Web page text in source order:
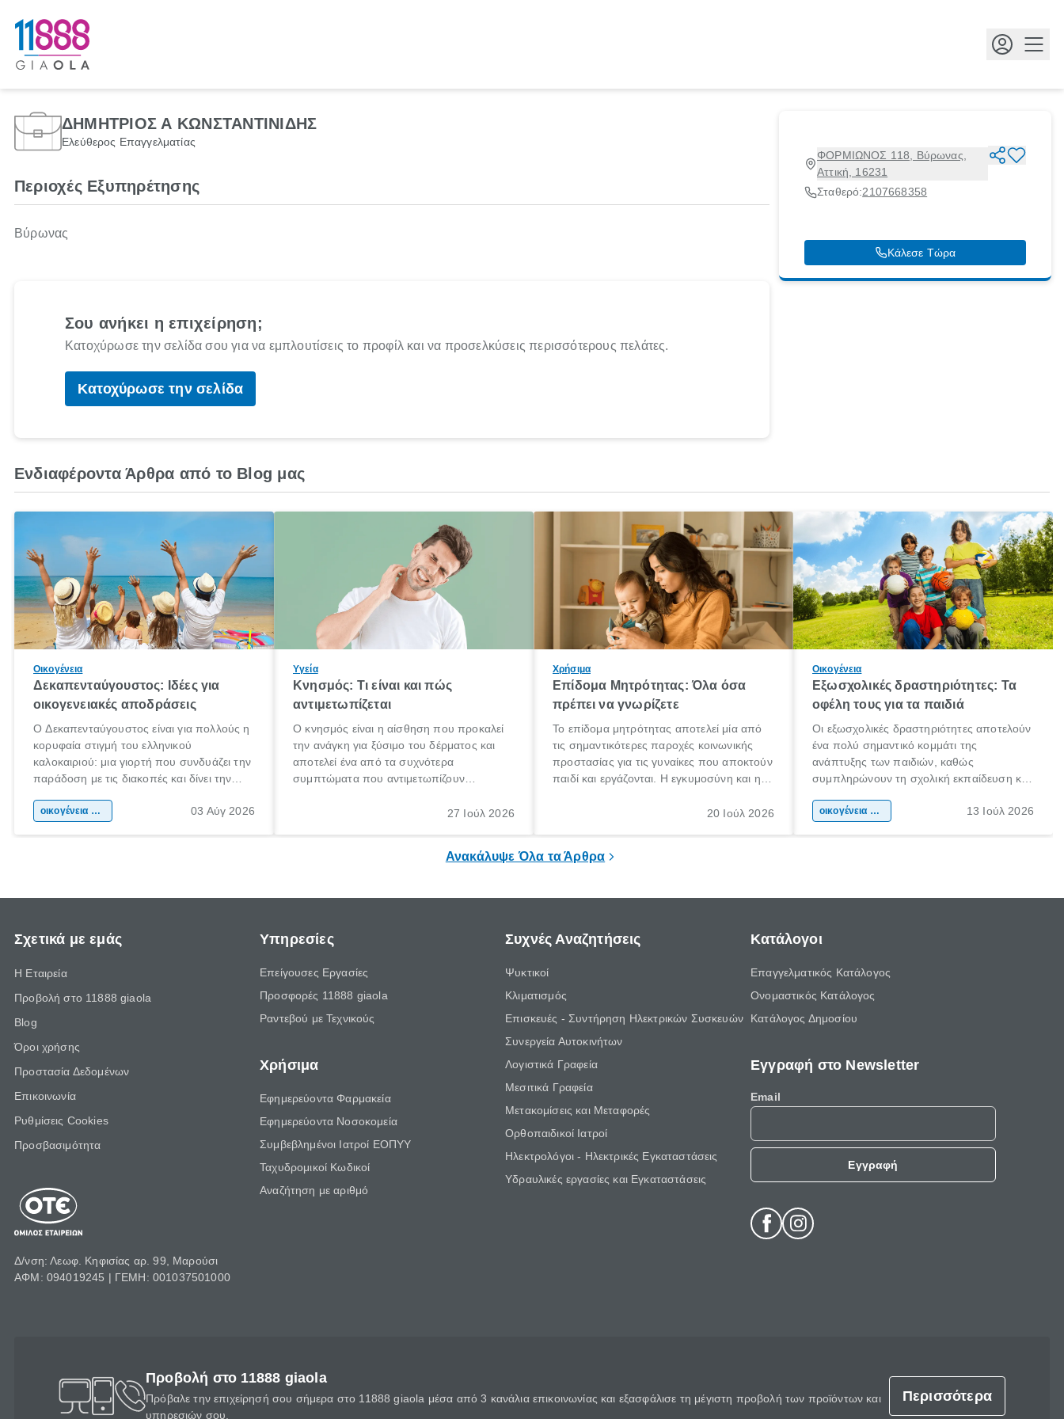
ΔΗΜΗΤΡΙΟΣ Α ΚΩΝΣΤΑΝΤΙΝΙΔΗΣ
Ελεύθερος Επαγγελματίας
ΦΟΡΜΙΩΝΟΣ 118, Βύρωνας,
Αττική, 16231
Σταθερό:2107668358
Κάλεσε Τώρα
Περιοχές Εξυπηρέτησης
Βύρωνας
Σου ανήκει η επιχείρηση;
Κατοχύρωσε την σελίδα σου για να εμπλουτίσεις το προφίλ και να προσελκύσεις περισσότερους πελάτες.
Κατοχύρωσε την σελίδα
Ενδιαφέροντα Άρθρα από το Blog μας
Οικογένεια
Δεκαπενταύγουστος: Ιδέες για
οικογενειακές αποδράσεις
Ο Δεκαπενταύγουστος είναι για πολλούς η
κορυφαία στιγμή του ελληνικού
καλοκαιριού: μια γιορτή που συνδυάζει την
παράδοση με τις διακοπές και δίνει την
χώρας. Είτε πρόκειται για λίγες μέρες
οικογένεια & παιδί 03 Αύγ 2026
Υγεία
Κνησμός: Τι είναι και πώς
αντιμετωπίζεται
Ο κνησμός είναι η αίσθηση που προκαλεί
την ανάγκη για ξύσιμο του δέρματος και
αποτελεί ένα από τα συχνότερα
συμπτώματα που αντιμετωπίζουν
πληροφορίες για το «κνησμός τι είναι»,
27 Ιούλ 2026
Χρήσιμα
Επίδομα Μητρότητας: Όλα όσα
πρέπει να γνωρίζετε
Το επίδομα μητρότητας αποτελεί μία από
τις σημαντικότερες παροχές κοινωνικής
προστασίας για τις γυναίκες που αποκτούν
παιδί και εργάζονται. Η εγκυμοσύνη και η
σημαντική περίοδος στη ζωή κάθε20 Ιούλ 2026
Οικογένεια
Εξωσχολικές δραστηριότητες: Τα
οφέλη τους για τα παιδιά
Οι εξωσχολικές δραστηριότητες αποτελούν
ένα πολύ σημαντικό κομμάτι της
ανάπτυξης των παιδιών, καθώς
συμπληρώνουν τη σχολική εκπαίδευση και
της προσωπικότητας, της κοινωνικότητας
οικογένεια & παιδί 13 Ιούλ 2026
Ανακάλυψε Όλα τα Άρθρα
Σχετικά με εμάς
Η Εταιρεία
Προβολή στο 11888 giaola
Blog
Όροι χρήσης
Προστασία Δεδομένων
Επικοινωνία
Ρυθμίσεις Cookies
Προσβασιμότητα
Δ/νση: Λεωφ. Κηφισίας αρ. 99, Μαρούσι
ΑΦΜ: 094019245 | ΓΕΜΗ: 001037501000
Υπηρεσίες
Επείγουσες Εργασίες
Προσφορές 11888 giaola
Ραντεβού με Τεχνικούς
Χρήσιμα
Εφημερεύοντα Φαρμακεία
Εφημερεύοντα Νοσοκομεία
Συμβεβλημένοι Ιατροί ΕΟΠΥΥ
Ταχυδρομικοί Κωδικοί
Αναζήτηση με αριθμό
Συχνές Αναζητήσεις
Ψυκτικοί
Κλιματισμός
Επισκευές - Συντήρηση Ηλεκτρικών Συσκευών
Συνεργεία Αυτοκινήτων
Λογιστικά Γραφεία
Μεσιτικά Γραφεία
Μετακομίσεις και Μεταφορές
Ορθοπαιδικοί Ιατροί
Ηλεκτρολόγοι - Ηλεκτρικές Εγκαταστάσεις
Υδραυλικές εργασίες και Εγκαταστάσεις
Κατάλογοι
Επαγγελματικός Κατάλογος
Ονομαστικός Κατάλογος
Κατάλογος Δημοσίου
Εγγραφή στο Newsletter
Email
Εγγραφή
Προβολή στο 11888 giaola
Πρόβαλε την επιχείρησή σου σήμερα στο 11888 giaola μέσα από 3 κανάλια επικοινωνίας και εξασφάλισε τη μέγιστη προβολή των προϊόντων και
υπηρεσιών σου.
Περισσότερα